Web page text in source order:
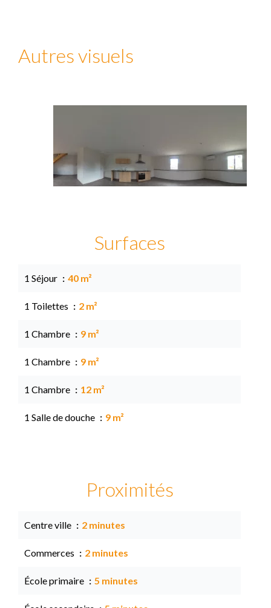
Autres visuels
Surfaces
1 Séjour 40 m²
1 Toilettes 2 m²
1 Chambre 9 m²
1 Chambre 9 m²
1 Chambre 12 m²
1 Salle de douche 9 m²
Proximités
Centre ville 2 minutes
Commerces 2 minutes
École primaire 5 minutes